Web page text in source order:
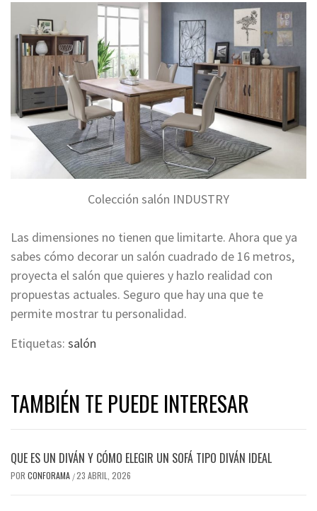
Colección salón INDUSTRY
Las dimensiones no tienen que limitarte. Ahora que ya
sabes cómo decorar un salón cuadrado de 16 metros,
proyecta el salón que quieres y hazlo realidad con
propuestas actuales. Seguro que hay una que te
permite mostrar tu personalidad.
Etiquetas: salón
TAMBIÉN TE PUEDE INTERESAR
QUE ES UN DIVÁN Y CÓMO ELEGIR UN SOFÁ TIPO DIVÁN IDEAL
POR CONFORAMA /23 ABRIL, 2026